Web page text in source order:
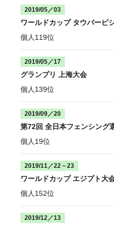
2019/05／03
ワールドカップ タウバービ
個人119位
2019/05／17
グランプリ 上海大会
個人139位
2019/09／20
第72回 全日本フェンシング
個人19位
2019/11／22－23
ワールドカップ エジプト大
個人152位
2019/12／13